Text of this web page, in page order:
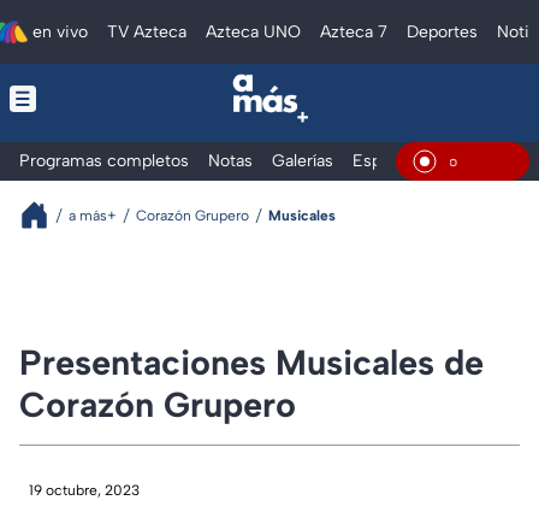
en vivo TV Azteca Azteca UNO Azteca 7 Deportes
Programas completos Notas Galerías Especiales En
a más+ Corazón Grupero Musicales
Presentaciones Musicales de
Corazón Grupero
19 octubre, 2023